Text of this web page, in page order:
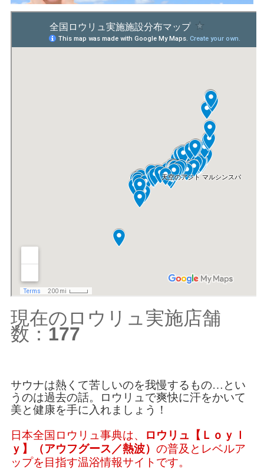
現在のロウリュ実施店舗
数： 177
サウナは熱くて苦しいのを我慢するもの…とい
うのは過去の話。ロウリュで爽快に汗をかいて
美と健康を手に入れましょう！
日本全国ロウリュ事典は、
ロウリュ【Ｌｏｙｌ
ｙ】（アウフグース／熱波）の普及とレベルア
ップを目指す温浴情報サイトです。